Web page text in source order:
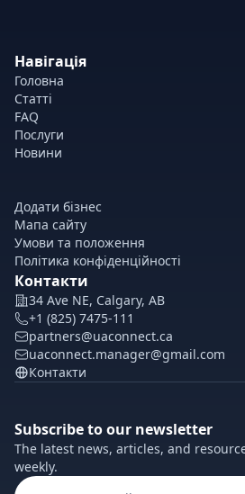
Навігація
Головна
Статті
FAQ
Послуги
Новини
Додати бізнес
Мапа сайту
Умови та положення
Політика конфіденційності
Контакти
34 Ave NE, Calgary, AB
+1 (825) 7475-111
partners@uaconnect.ca
uaconnect.manager@gmail.com
Контакти
Subscribe to our newsletter
The latest news, articles, and
weekly.